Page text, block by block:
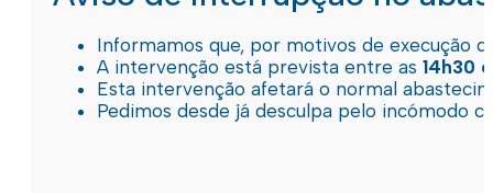
Informamos que, por motivos de execução
A intervenção está prevista entre as 14h30
Esta intervenção afetará o normal
Pedimos desde já desculpa pelo incómodo